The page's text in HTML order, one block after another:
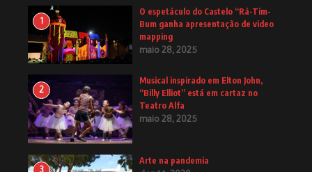
1
O espetáculo do Castelo “Rá-Tim-
Bum ganha apresentação de video
mapping
maio 28, 2025
2
Musical inspirado em Elton John,
“Billy Elliot” está em cartaz no
Teatro Alfa
maio 28, 2025
3
Arte na pandemia